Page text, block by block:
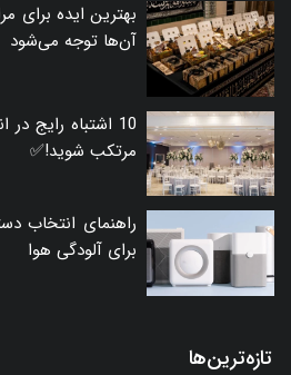
بهترین ایده برای
آن‌ها توجه می‌شود
10 اشتباه رایج
مرتکب شوید!✅
راهنمای انتخاب
برای آلودگی هوا
تازه‌ترین‌ها